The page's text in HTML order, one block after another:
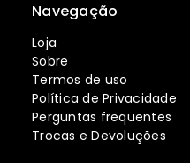
Navegação
Loja
Sobre
Termos de uso
Política de Privacidade
Perguntas frequentes
Trocas e Devoluções